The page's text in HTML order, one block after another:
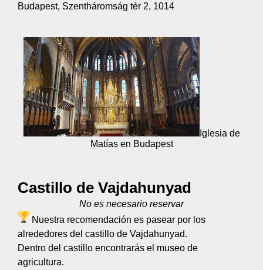
Budapest, Szentháromság tér 2, 1014
Iglesia de
Matías en Budapest
Castillo de Vajdahunyad
No es necesario reservar
Nuestra recomendación es pasear por los
alrededores del castillo de Vajdahunyad.
Dentro del castillo encontrarás el museo de
agricultura.